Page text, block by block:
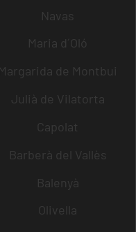
Navas
Maria d´Oló
Margarida de Montbui
Julià de Vilatorta
Capolat
Barberà del Vallès
Balenyà
Olivella